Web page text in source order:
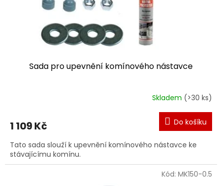
Sada pro upevnění komínového nástavce
Skladem (>30 ks)
1 109 Kč Do košíku
Tato sada slouží k upevnění komínového nástavce ke
stávajícímu komínu.
Kód: MK150-0.5